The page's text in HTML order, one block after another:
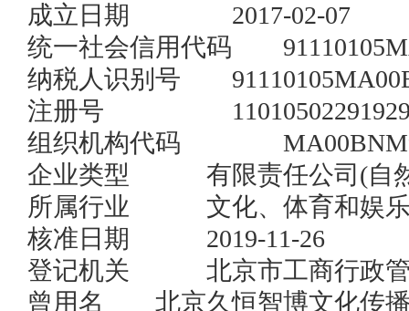
成立日期        	2017-02-07
统一社会信用代码	91110105MA00BNM93W
纳税人识别号     	91110105MA00BNM93W
注册号	                110105022919291
组织机构代码	        MA00BNM9-3
企业类型	    有限责任公司(自然人投资或控股)
所属行业	    文化、体育和娱乐业
核准日期	    2019-11-26
登记机关	    北京市工商行政管理局朝阳分局
曾用名	    北京久恒智博文化传播有限公司